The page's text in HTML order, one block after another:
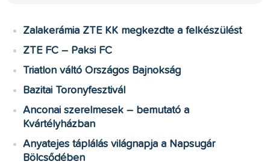
Zalakerámia ZTE KK megkezdte a felkészülést
ZTE FC – Paksi FC
Triatlon váltó Országos Bajnokság
Bazitai Toronyfesztivál
Anconai szerelmesek – bemutató a
Kvártélyházban
Anyatejes táplálás világnapja a Napsugár
Bölcsődében